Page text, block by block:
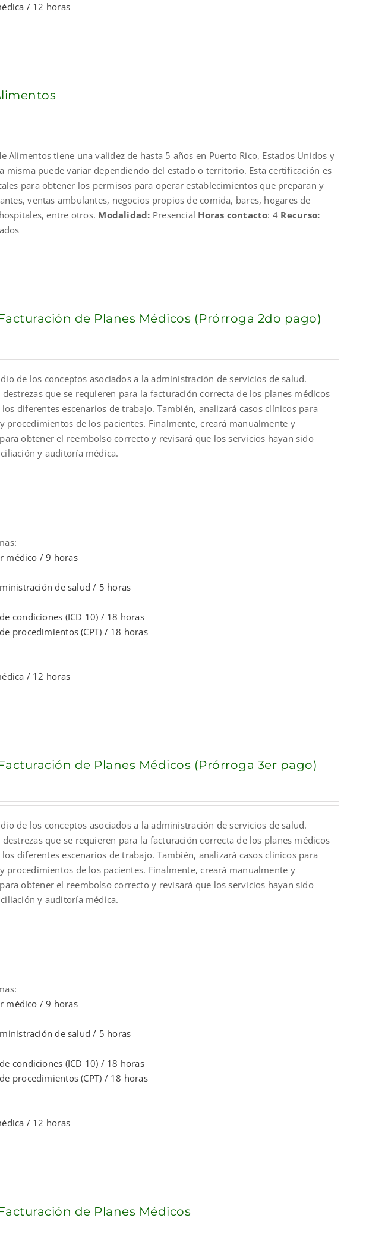
/ 12 horas
Alimentos tiene una validez de hasta 5 años en Puerto Rico, Estados Unidos y
misma puede variar dependiendo del estado o territorio. Esta certificación es
para obtener los permisos para operar establecimientos que preparan y
ventas ambulantes, negocios propios de comida, bares, hogares de
entre otros. Modalidad: Presencial Horas contacto: 4 Recurso:
de Planes Médicos (Prórroga 2do pago)
de los conceptos asociados a la administración de servicios de salud.
que se requieren para la facturación correcta de los planes médicos
diferentes escenarios de trabajo. También, analizará casos clínicos para
procedimientos de los pacientes. Finalmente, creará manualmente y
obtener el reembolso correcto y revisará que los servicios hayan sido
y auditoría médica.
médico / 9 horas
de salud / 5 horas
condiciones (ICD 10) / 18 horas
procedimientos (CPT) / 18 horas
/ 12 horas
de Planes Médicos (Prórroga 3er pago)
de los conceptos asociados a la administración de servicios de salud.
que se requieren para la facturación correcta de los planes médicos
diferentes escenarios de trabajo. También, analizará casos clínicos para
procedimientos de los pacientes. Finalmente, creará manualmente y
obtener el reembolso correcto y revisará que los servicios hayan sido
y auditoría médica.
médico / 9 horas
de salud / 5 horas
condiciones (ICD 10) / 18 horas
procedimientos (CPT) / 18 horas
/ 12 horas
de Planes Médicos